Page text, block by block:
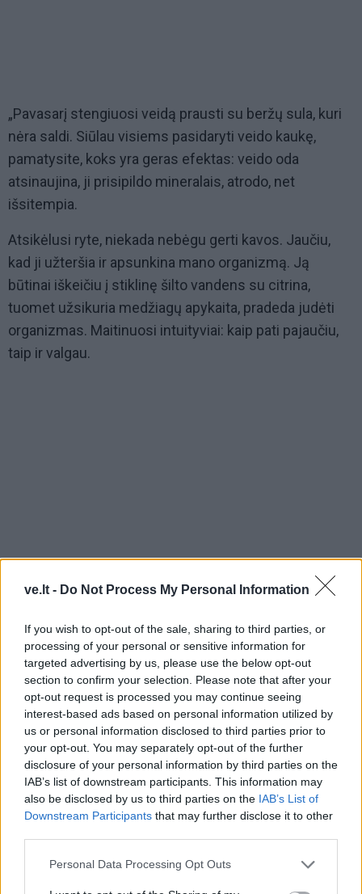
ve.lt - Do Not Process My Personal Information
If you wish to opt-out of the sale, sharing to third parties, or
processing of your personal or sensitive information for
targeted advertising by us, please use the below opt-out
section to confirm your selection. Please note that after your
opt-out request is processed you may continue seeing
interest-based ads based on personal information utilized by
us or personal information disclosed to third parties prior to
your opt-out. You may separately opt-out of the further
disclosure of your personal information by third parties on the
IAB’s list of downstream participants. This information may
also be disclosed by us to third parties on the IAB’s List of
Downstream Participants that may further disclose it to other
Personal Data Processing Opt Outs
„Pavasarį stengiuosi veidą prausti su beržų sula, kuri
nėra saldi. Siūlau visiems pasidaryti veido kaukę,
pamatysite, koks yra geras efektas: veido oda
atsinaujina, ji prisipildo mineralais, atrodo, net
išsitempia.
Atsikėlusi ryte, niekada nebėgu gerti kavos. Jaučiu,
kad ji užteršia ir apsunkina mano organizmą. Ją
būtinai iškeičiu į stiklinę šilto vandens su citrina,
tuomet užsikuria medžiagų apykaita, pradeda judėti
organizmas. Maitinuosi intuityviai: kaip pati pajaučiu,
taip ir valgau.
Štai, turėjau mango vaisių, jį susipjausčiau ir su
žievele išsitryniau rankas. Pamatysite, nereikės jokių
kremų! Lepinu save natūraliais būdais“, – grožio
receptais dalijosi L.Kazlauskienė.
Liveta Kazlauskienė įsitikinusi – svarbiausias grožio
ritualas yra gera nuotaika.
Livetos vizitinė kortelė – ilgi, banguoti juodi plaukai.
Dainininkė brangių šampūnų neperka, be to, šie tik
„Žinote, kai buvau pradėjusi pirkti brangius šampūnus,